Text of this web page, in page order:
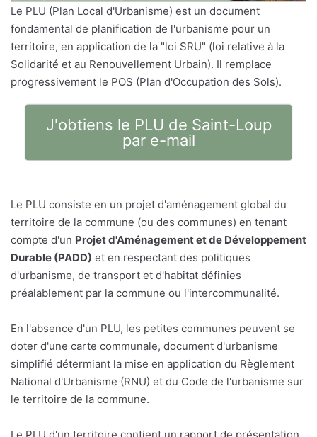
Le PLU (Plan Local d'Urbanisme) est un document
fondamental de planification de l'urbanisme pour un
territoire, en application de la "loi SRU" (loi relative à la
Solidarité et au Renouvellement Urbain). Il remplace
progressivement le POS (Plan d'Occupation des Sols).
J'obtiens le PLU de Saint-Loup
par e-mail
Le PLU consiste en un projet d'aménagement global du
territoire de la commune (ou des communes) en tenant
compte d'un Projet d'Aménagement et de Développement
Durable (PADD) et en respectant des politiques
d'urbanisme, de transport et d'habitat définies
préalablement par la commune ou l'intercommunalité.
En l'absence d'un PLU, les petites communes peuvent se
doter d'une carte communale, document d'urbanisme
simplifié détermiant la mise en application du Règlement
National d'Urbanisme (RNU) et du Code de l'urbanisme sur
le territoire de la commune.